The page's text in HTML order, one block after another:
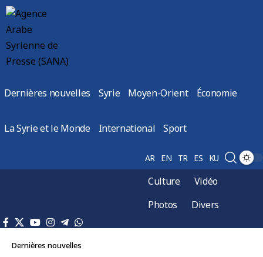
Dernières nouvelles Syrie Moyen-Orient Économie
La Syrie et le Monde International Sport
AR EN TR ES KU
Culture
Vidéo
Photos
Divers
Dernières nouvelles